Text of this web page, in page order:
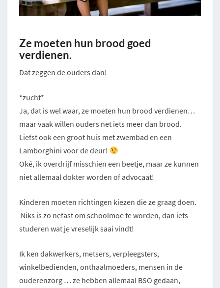
Ze moeten hun brood goed
verdienen.
Dat zeggen de ouders dan!
*zucht*
Ja, dat is wel waar, ze moeten hun brood verdienen…
maar vaak willen ouders net iets meer dan brood.
Liefst ook een groot huis met zwembad en een
Lamborghini voor de deur!
Oké, ik overdrijf misschien een beetje, maar ze kunnen
niet allemaal dokter worden of advocaat!
Kinderen moeten richtingen kiezen die ze graag doen.
Niks is zo nefast om schoolmoe te worden, dan iets
studeren wat je vreselijk saai vindt!
Ik ken dakwerkers, metsers, verpleegsters,
winkelbedienden, onthaalmoeders, mensen in de
ouderenzorg … ze hebben allemaal BSO gedaan,